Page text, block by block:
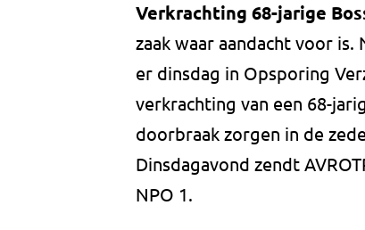
Verkrachting 68-jarige
zaak waar aandacht voor is.
er dinsdag in Opsporing
verkrachting van een 68-
doorbraak zorgen in de
Dinsdagavond zendt
NPO 1.